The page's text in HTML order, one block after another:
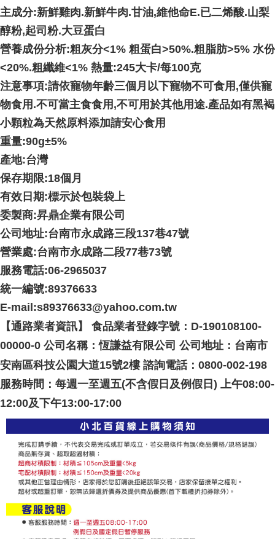
主成分:新鮮雞肉.新鮮牛肉.甘油,維他命E.已二烯酸.山梨
醇粉,起司粉.大豆蛋白
營養成份分析:粗灰分<1% 粗蛋白>50%.粗脂肪>5% 水份
<20%.粗纖維<1% 熱量:245大卡/每100克
注意事項:請依寵物年齡三個月以下寵物不可食用,僅供寵
物食用.不可當主食食用,不可用於其他用途.產品如有黑褐
小顆粒為天然原料添加請安心食用
重量:90g±5%
產地:台灣
保存期限:18個月
有效日期:標示於包裝袋上
委製商:昇鼎企業有限公司
公司地址:台南市永成路三段137巷47號
營業處:台南市永成路二段77巷73號
服務電話:06-2965037
統一編號:89376633
E-mail:s89376633@yahoo.com.tw
【通路業者資訊】 食品業者登錄字號：D-190108100-
00000-0 公司名稱：恆謙益有限公司 公司地址：台南市
安南區科技公園大道15號2樓 諮詢電話：0800-002-198
服務時間：每週一至週五(不含假日及例假日) 上午08:00-
12:00及下午13:00-17:00